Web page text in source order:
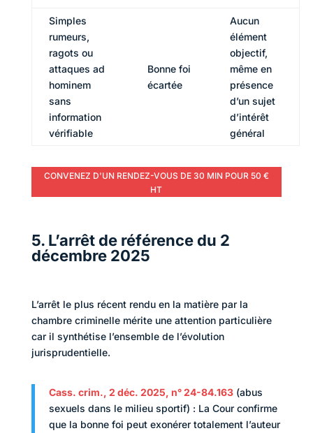
Simples
rumeurs,
ragots ou
attaques ad
hominem
sans
information
vérifiable
Bonne foi
écartée
Aucun
élément
objectif,
même en
présence
d’un sujet
d’intérêt
général
CONVENEZ D'UN RENDEZ-VOUS DE 30 MIN POUR 50 €
HT
5. L’arrêt de référence du 2
décembre 2025
L’arrêt le plus récent rendu en la matière par la
chambre criminelle mérite une attention particulière
car il synthétise l’ensemble de l’évolution
jurisprudentielle.
Cass. crim., 2 déc. 2025, n° 24-84.163(abus
sexuels dans le milieu sportif) : La Cour confirme
que la bonne foi peut exonérer totalement l’auteur